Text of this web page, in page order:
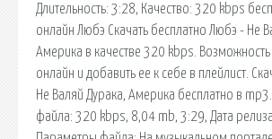
Длительность: 3:28, Качество: 320 kbps
онлайн Любэ Скачать бесплатно Любэ - Не
Америка в качестве 320 kbps.
онлайн и добавить ее к себе в плейлист.
Не Валяй Дурака, Америка бесплатно в
файла: 320 kbps, 8,04 mb, 3:29, Дата